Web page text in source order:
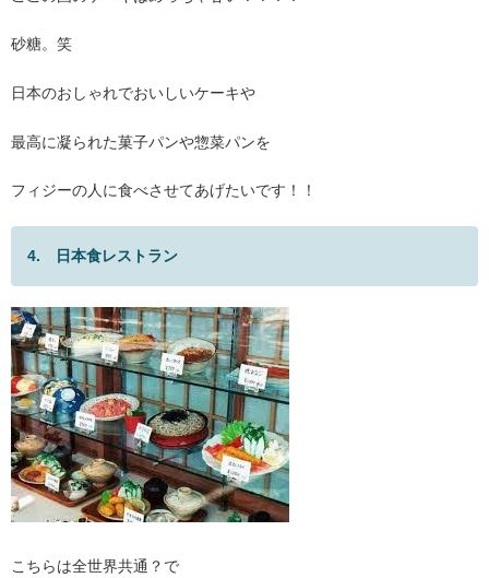
砂糖。笑
日本のおしゃれでおいしいケーキや
最高に凝られた菓子パンや惣菜パンを
フィジーの人に食べさせてあげたいです！！
4. 日本食レストラン
こちらは全世界共通？で